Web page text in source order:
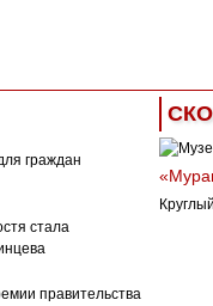
граждан
стала
правительства